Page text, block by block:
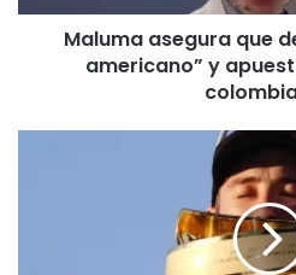
y
apuestaMaluma asegura que
americano” y